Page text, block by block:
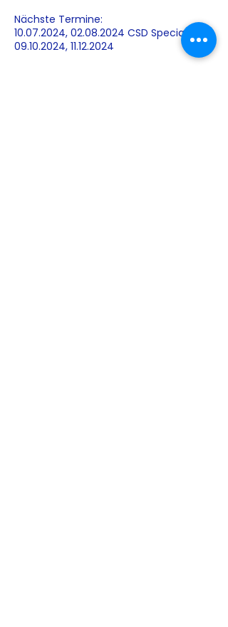
Nächste Termine:
10.07.2024, 02.08.2024 CSD Special,
09.10.2024, 11.12.2024